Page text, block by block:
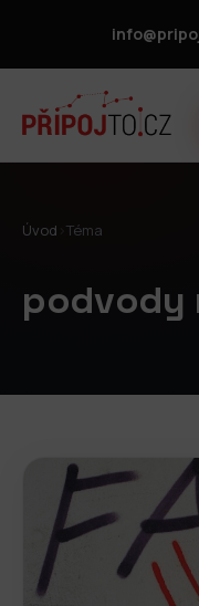
Úvod Téma
podvody